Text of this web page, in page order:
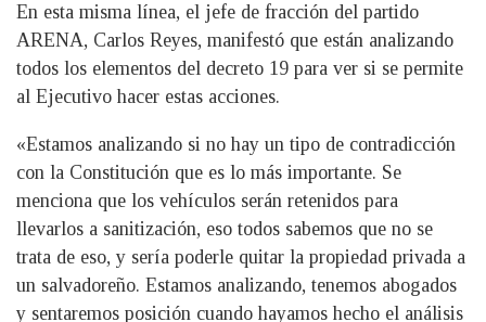
En esta misma línea, el jefe de fracción del partido
ARENA, Carlos Reyes, manifestó que están analizando
todos los elementos del decreto 19 para ver si se permite
al Ejecutivo hacer estas acciones.
«Estamos analizando si no hay un tipo de contradicción
con la Constitución que es lo más importante. Se
menciona que los vehículos serán retenidos para
llevarlos a sanitización, eso todos sabemos que no se
trata de eso, y sería poderle quitar la propiedad privada a
un salvadoreño. Estamos analizando, tenemos abogados
y sentaremos posición cuando hayamos hecho el análisis